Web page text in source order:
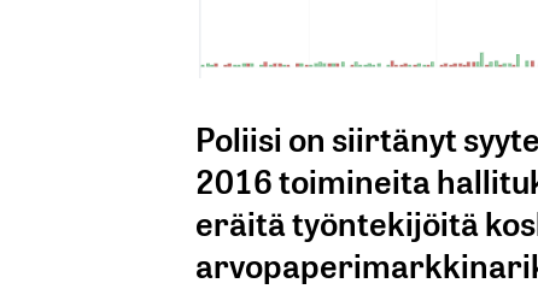
Poliisi on siirtänyt
2016 toimineita
eräitä työntekijöitä